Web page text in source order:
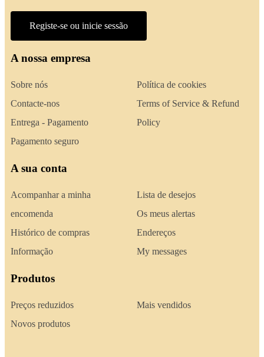
Registe-se ou inicie sessão
A nossa empresa
Sobre nós
Contacte-nos
Entrega - Pagamento
Pagamento seguro
Política de cookies
Terms of Service & Refund
Policy
A sua conta
Acompanhar a minha
encomenda
Histórico de compras
Informação
Lista de desejos
Os meus alertas
Endereços
My messages
Produtos
Preços reduzidos
Novos produtos
Mais vendidos